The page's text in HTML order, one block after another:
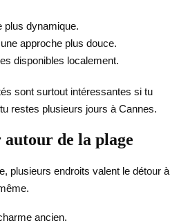
plus dynamique.
approche plus douce.
disponibles localement.
sont surtout intéressantes si tu
restes plusieurs jours à Cannes.
de la plage
plusieurs endroits valent le détour à
ancien.